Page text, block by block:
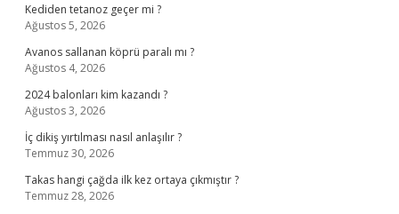
Kediden tetanoz geçer mi ?
Ağustos 5, 2026
Avanos sallanan köprü paralı mı ?
Ağustos 4, 2026
2024 balonları kim kazandı ?
Ağustos 3, 2026
İç dikiş yırtılması nasıl anlaşılır ?
Temmuz 30, 2026
Takas hangi çağda ilk kez ortaya çıkmıştır ?
Temmuz 28, 2026